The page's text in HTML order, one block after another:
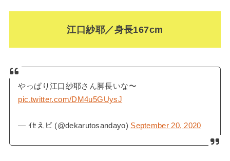
江口紗耶／身長167cm
やっぱり江口紗耶さん脚長いな〜
pic.twitter.com/DM4u5GUysJ
— ｲｾえビ (@dekarutosandayo) September 20, 2020